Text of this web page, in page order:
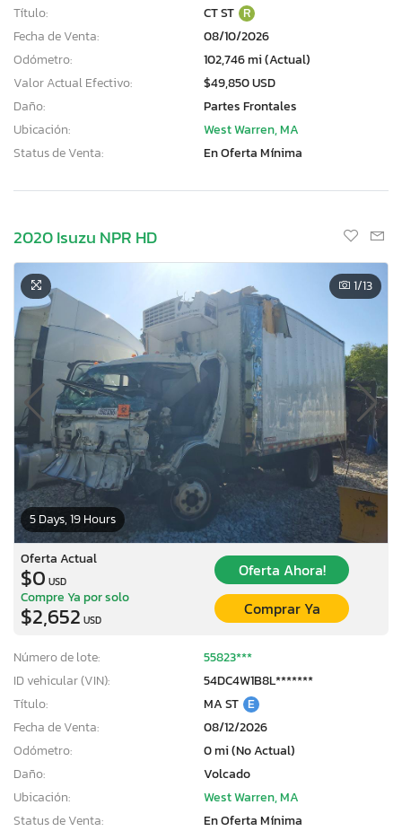
Título:
CT ST R
Fecha de Venta:
08/10/2026
Odómetro:
102,746 mi (Actual)
Valor Actual Efectivo:
$49,850 USD
Daño:
Partes Frontales
Ubicación:
West Warren, MA
Status de Venta:
En Oferta Mínima
2020 Isuzu NPR HD
5 Days, 19 Hours
1/13
Oferta Actual
$0 USD
Oferta Ahora!
Compre Ya por solo
$2,652 USD
Comprar Ya
Número de lote:
55823***
ID vehicular (VIN):
54DC4W1B8L*******
Título:
MA ST E
Fecha de Venta:
08/12/2026
Odómetro:
0 mi (No Actual)
Daño:
Volcado
Ubicación:
West Warren, MA
Status de Venta:
En Oferta Mínima